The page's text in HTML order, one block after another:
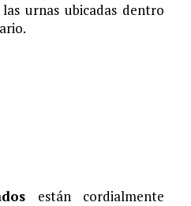
urnas ubicadas dentro
están cordialmente